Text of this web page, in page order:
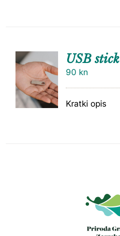
DODAJ
CU
USB stick
90 kn
Kratki opis